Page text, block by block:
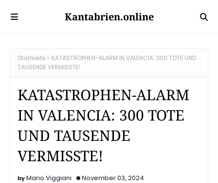
Kantabrien.online
Startseite
KATASTROPHEN-ALARM IN VALENCIA: 300 TOTE UND
TAUSENDE VERMISSTE!
KATASTROPHEN-ALARM
IN VALENCIA: 300 TOTE
UND TAUSENDE
VERMISSTE!
Mario Viggiani November 03, 2024